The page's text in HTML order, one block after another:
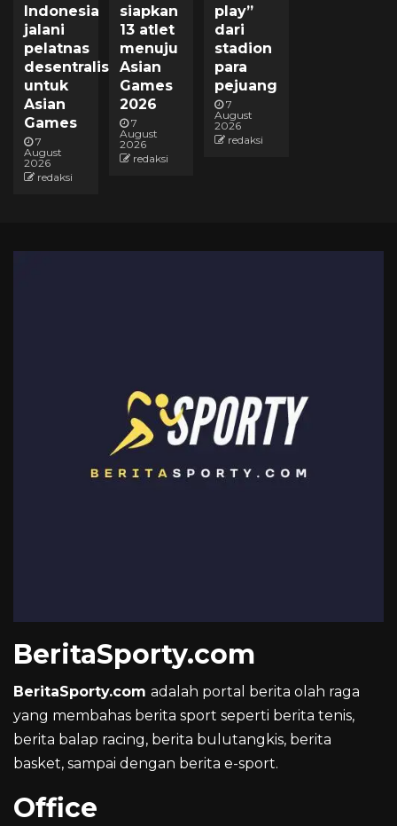
Indonesia
jalani
pelatnas
desentralisasi
untuk
Asian
Games
7
August
2026
redaksi
siapkan
13 atlet
menuju
Asian
Games
2026
7
August
2026
redaksi
play”
dari
stadion
para
pejuang
7
August
2026
redaksi
BeritaSporty.com
BeritaSporty.com adalah portal berita olah raga
yang membahas berita sport seperti berita tenis,
berita balap racing, berita bulutangkis, berita
basket, sampai dengan berita e-sport.
Office